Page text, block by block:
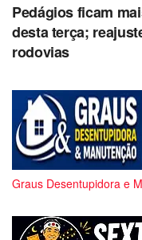
Pedágios ficam
desta terça;
rodovias
Graus Desentupidora e